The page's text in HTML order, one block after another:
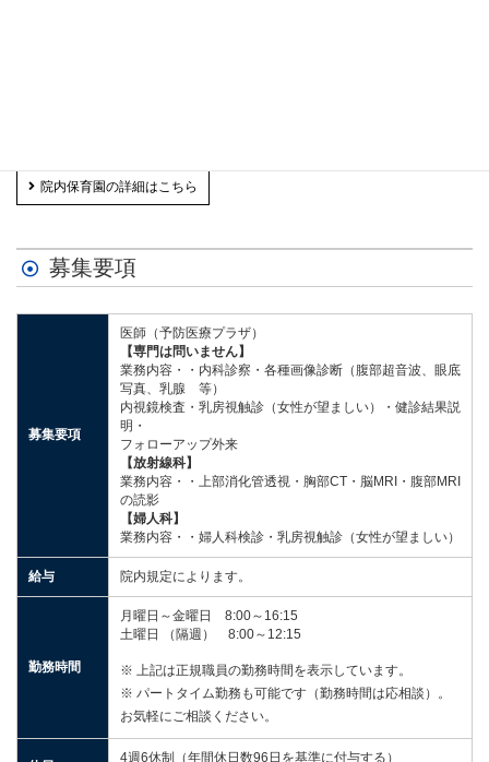
院内保育園の詳細はこちら
募集要項
募集要項
医師（予防医療プラザ）
【専門は問いません】
業務内容・・内科診察・各種画像診断（腹部超音波、眼底
写真、乳腺 等）
内視鏡検査・乳房視触診（女性が望ましい）・健診結果説
明・
フォローアップ外来
【放射線科】
業務内容・・上部消化管透視・胸部CT・脳MRI・腹部MRI
の読影
【婦人科】
業務内容・・婦人科検診・乳房視触診（女性が望ましい）
給与 院内規定によります。
勤務時間
月曜日～金曜日 8:00～16:15
土曜日 （隔週） 8:00～12:15
※ 上記は正規職員の勤務時間を表示しています。
※ パートタイム勤務も可能です（勤務時間は応相談）。
お気軽にご相談ください。
4週6休制（年間休日数96日を基準に付与する）